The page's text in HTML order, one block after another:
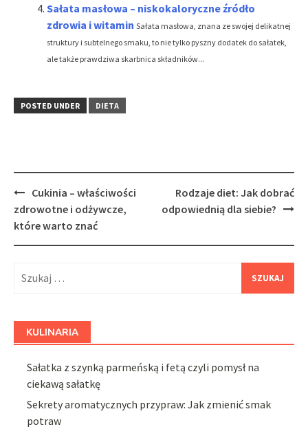
Sałata masłowa – niskokaloryczne źródło
zdrowia i witamin Sałata masłowa, znana ze swojej delikatnej
struktury i subtelnego smaku, to nie tylko pyszny dodatek do sałatek,
ale także prawdziwa skarbnica składników...
POSTED UNDER DIETA
Post
navigation
Cukinia – właściwości
zdrowotne i odżywcze,
które warto znać
Rodzaje diet: Jak dobrać
odpowiednią dla siebie?
KULINARIA
Sałatka z szynką parmeńską i fetą czyli pomysł na
ciekawą sałatkę
Sekrety aromatycznych przypraw: Jak zmienić smak
potraw